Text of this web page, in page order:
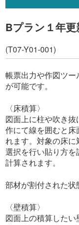
Bプラン１年更
(T07-Y01-001)
帳票出力や作図ツ
が可能です。
〈床積算〉
図面上に柱や吹き
作にて線を囲むと
れます。対象の床
選択を行い貼り方
計算されます。
部材が割付された状
〈壁積算〉
図面上の積算した